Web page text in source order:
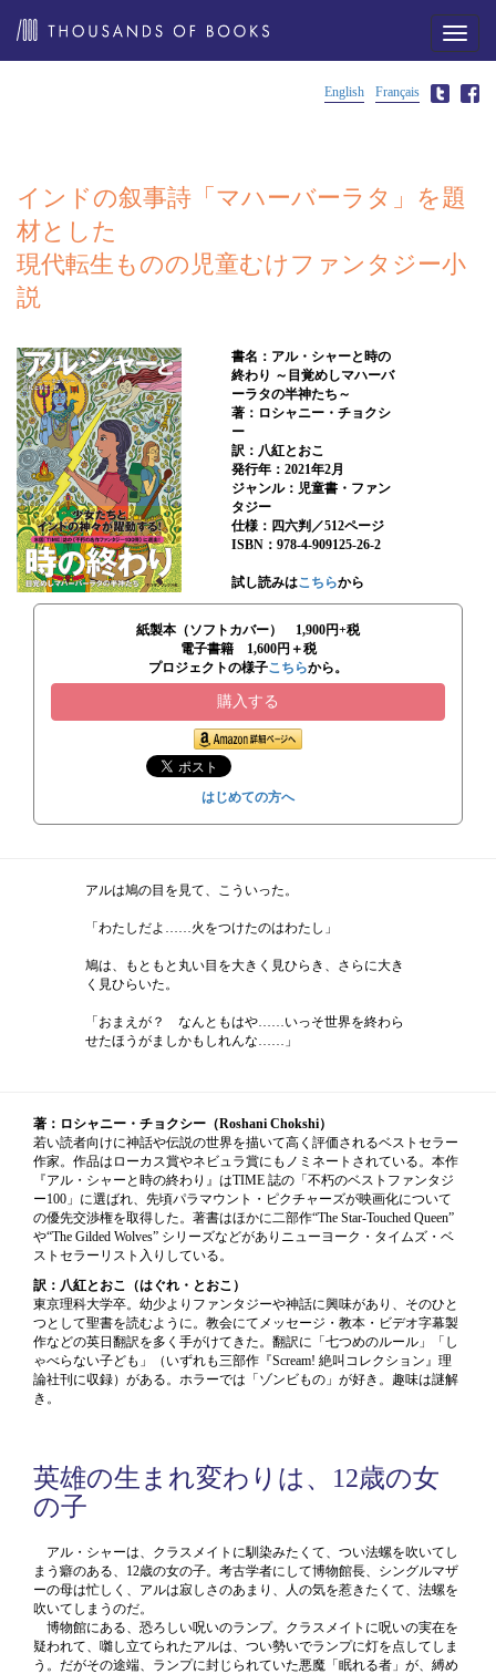
メ
ュ
English Français
インドの叙事詩「マハーバーラタ」を題
材とした
現代転生ものの児童むけファンタジー小
説
書名：アル・シャーと時の
終わり ～目覚めしマハーバ
ーラタの半神たち～
著：ロシャニー・チョクシ
ー
訳：八紅とおこ
発行年：2021年2月
ジャンル：児童書・ファン
タジー
仕様：四六判／512ページ
ISBN：978-4-909125-26-2
試し読みはこちらから
紙製本（ソフトカバー） 1,900円+税
電子書籍 1,600円＋税
プロジェクトの様子こちらから。
購入する
はじめての方へ
アルは鳩の目を見て、こういった。
「わたしだよ……火をつけたのはわたし」
鳩は、もともと丸い目を大きく見ひらき、さらに大き
く見ひらいた。
「おまえが？ なんともはや……いっそ世界を終わら
せたほうがましかもしれんな……」
著：ロシャニー・チョクシー（Roshani Chokshi）
若い読者向けに神話や伝説の世界を描いて高く評価されるベストセラー
作家。作品はローカス賞やネビュラ賞にもノミネートされている。本作
『アル・シャーと時の終わり』はTIME 誌の「不朽のベストファンタジ
ー100」に選ばれ、先頃パラマウント・ピクチャーズが映画化について
の優先交渉権を取得した。著書はほかに二部作“The Star-Touched Queen”
や“The Gilded Wolves” シリーズなどがありニューヨーク・タイムズ・ベ
ストセラーリスト入りしている。
訳：八紅とおこ（はぐれ・とおこ）
東京理科大学卒。幼少よりファンタジーや神話に興味があり、そのひと
つとして聖書を読むように。教会にてメッセージ・教本・ビデオ字幕製
作などの英日翻訳を多く手がけてきた。翻訳に「七つめのルール」「し
ゃべらない子ども」（いずれも三部作『Scream! 絶叫コレクション』理
論社刊に収録）がある。ホラーでは「ゾンビもの」が好き。趣味は謎解
き。
英雄の生まれ変わりは、12歳の女
の子
アル・シャーは、クラスメイトに馴染みたくて、つい法螺を吹いてし
まう癖のある、12歳の女の子。考古学者にして博物館長、シングルマザ
ーの母は忙しく、アルは寂しさのあまり、人の気を惹きたくて、法螺を
吹いてしまうのだ。
博物館にある、恐ろしい呪いのランプ。クラスメイトに呪いの実在を
疑われて、囃し立てられたアルは、つい勢いでランプに灯を点してしま
う。だがその途端、ランプに封じられていた悪魔「眠れる者」が、縛め